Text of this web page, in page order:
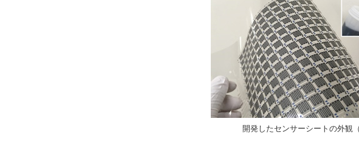
開発したセンサーシートの外観